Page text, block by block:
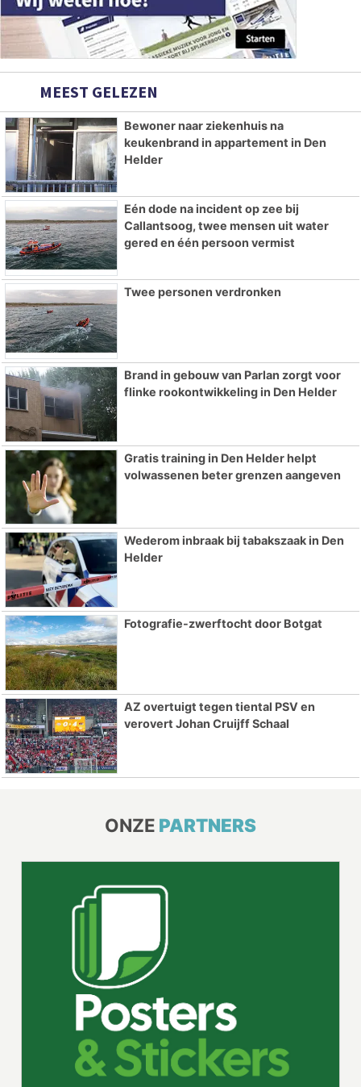
MEEST GELEZEN
Bewoner naar ziekenhuis na
keukenbrand in appartement in Den
Helder
Eén dode na incident op zee bij
Callantsoog, twee mensen uit water
gered en één persoon vermist
Twee personen verdronken
Brand in gebouw van Parlan zorgt voor
flinke rookontwikkeling in Den Helder
Gratis training in Den Helder helpt
volwassenen beter grenzen aangeven
Wederom inbraak bij tabakszaak in Den
Helder
Fotografie-zwerftocht door Botgat
AZ overtuigt tegen tiental PSV en
verovert Johan Cruijff Schaal
ONZE PARTNERS